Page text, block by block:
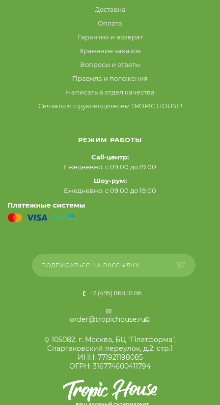
Доставка
Оплата
Гарантия и возврат
Хранение заказов
Вопросы и ответы
Правила и положения
Написать в отдел качества
Связаться с руководителем TROPIC HOUSE!
РЕЖИМ РАБОТЫ
Call-центр:
Ежедневно: с 09:00 до 19:00
Шоу-рум:
Ежедневно: с 09:00 до 19:00
ПОДПИСАТЬСЯ НА РАССЫЛКУ
+7 (495) 868 10 86
order@tropichouse.ru
105082, г. Москва, БЦ "Платформа",
Спартаковский переулок, д.2, стр.1
ИНН: 771921198085
ОГРН: 316774600411794